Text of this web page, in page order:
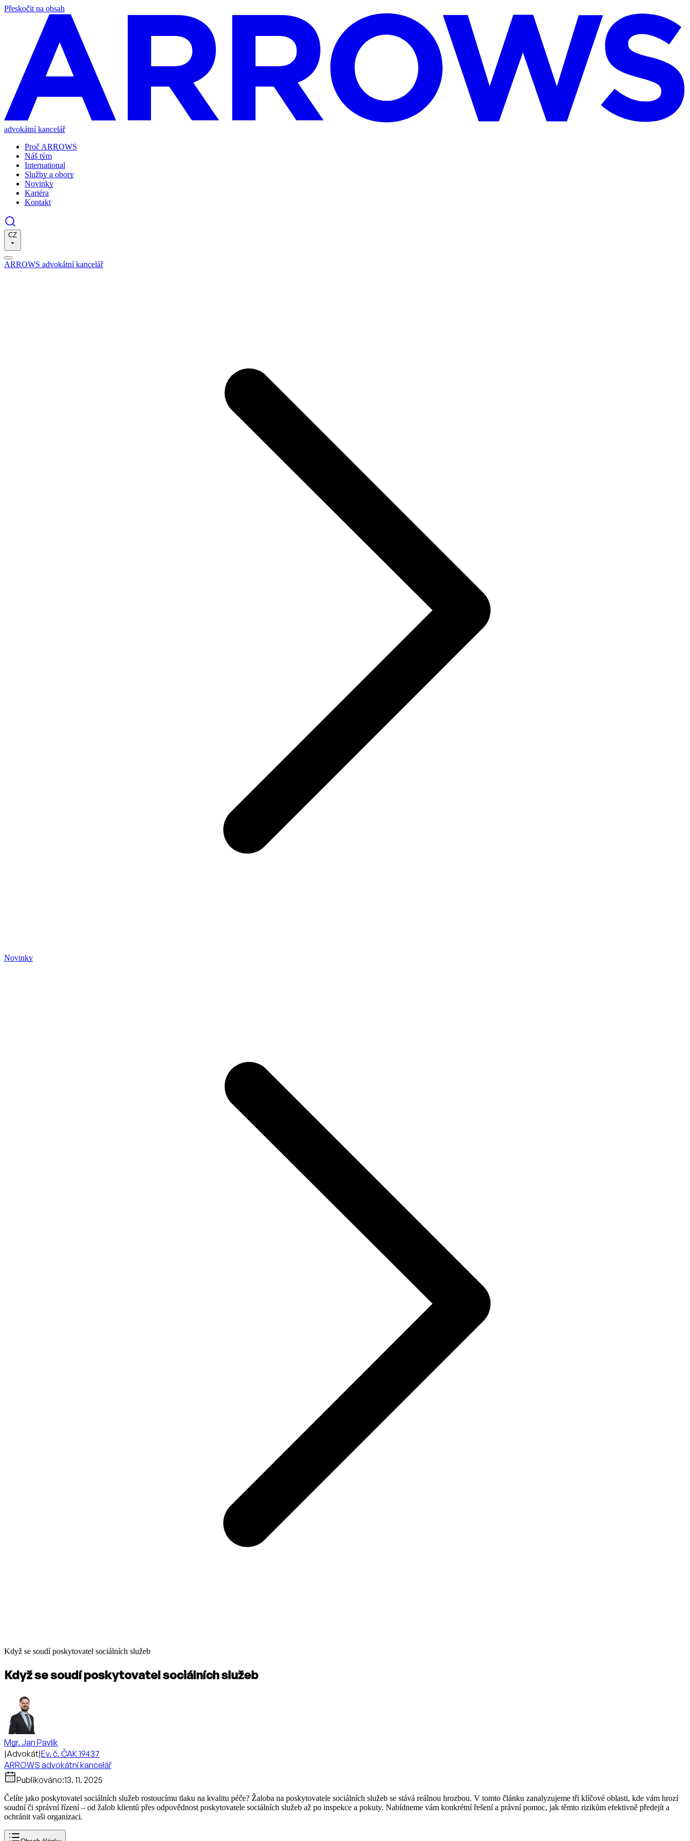
Přeskočit na obsah
advokátní kancelář
Proč ARROWS
Náš tým
International
Služby a obory
Novinky
Kariéra
Kontakt
CZ
ARROWS advokátní kancelář
Novinky
Když se soudí poskytovatel sociálních služeb
Když se soudí poskytovatel sociálních služeb
Mgr. Jan Pavlík
|Advokát|Ev. č. ČAK 19437
ARROWS advokátní kancelář
Publikováno:13. 11. 2025
Čelíte jako poskytovatel sociálních služeb rostoucímu tlaku na kvalitu péče? Žaloba na poskytovatele sociálních služeb se stává reálnou hrozbou. V tomto článku zanalyzujeme tři klíčové oblasti, kde vám hrozí
soudní či správní řízení – od žalob klientů přes odpovědnost poskytovatele sociálních služeb až po inspekce a pokuty. Nabídneme vám konkrétní řešení a právní pomoc, jak těmto rizikům efektivně předejít a
ochránit vaši organizaci.